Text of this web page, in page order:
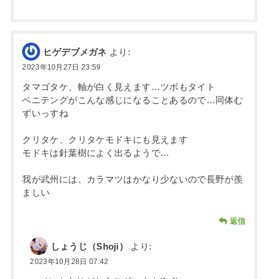
ヒゲデブメガネ より:
2023年10月27日 23:59
タマゴタケ、軸が白く見えます…ツボもタイト
ベニテングがこんな感じになることあるので…同体む
ずいっすね
クリタケ、クリタケモドキにも見えます
モドキは針葉樹によく出るようで…
我が武州には、カラマツはかなり少ないので長野が羨
ましい
返信
しょうじ（Shoji） より:
2023年10月28日 07:42